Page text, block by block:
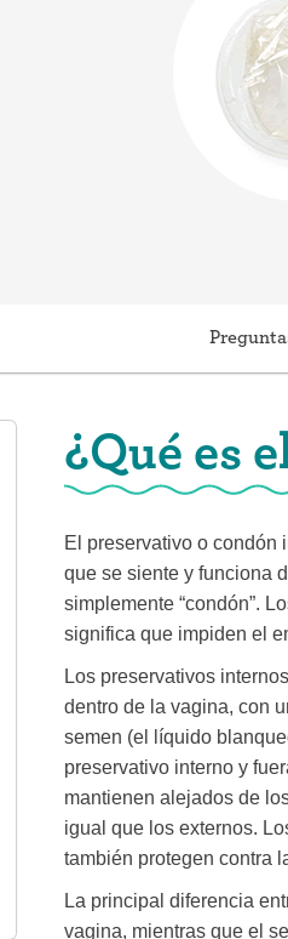
¿Qué es
El preservativo o condón
que se siente y funciona
simplemente “condón”.
significa que impiden el
Los preservativos
dentro de la vagina, con
semen (el líquido
preservativo interno y
mantienen alejados de
igual que los externos.
también protegen contra
La principal diferencia
vagina, mientras que el